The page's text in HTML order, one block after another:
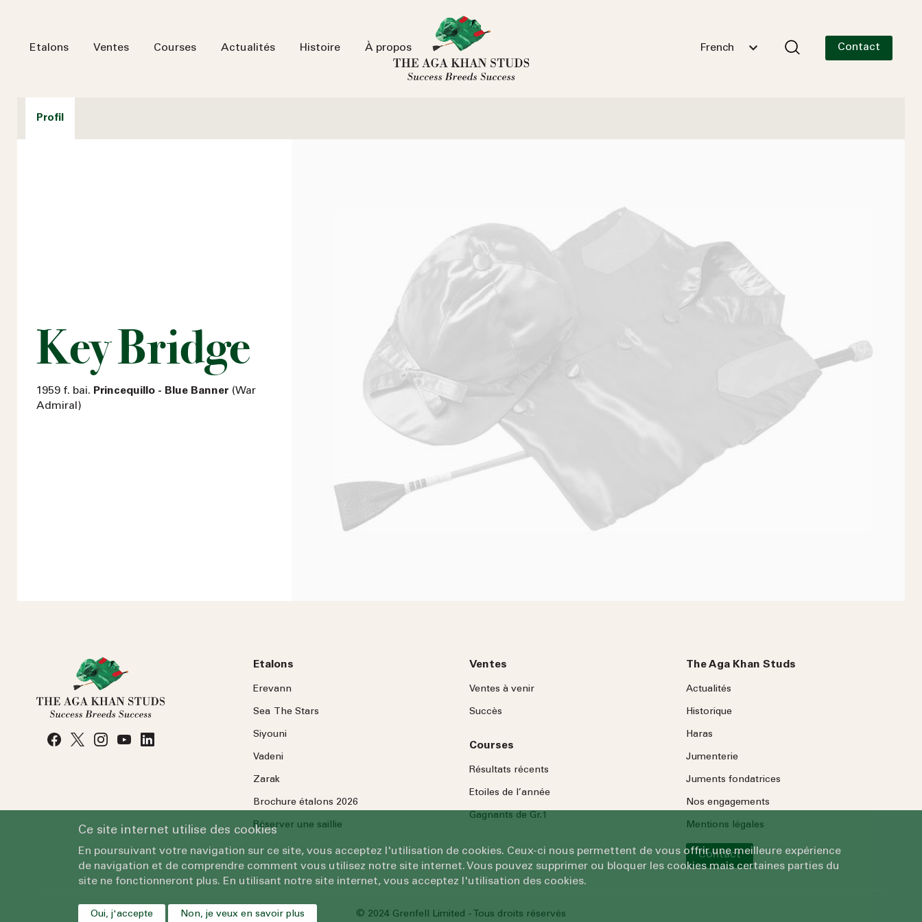
Etalons Ventes Courses Actualités Histoire À propos French Contact
Profil
Key Bridge
1959 f. bai. Princequillo - Blue Banner (War
Admiral)
Etalons
Erevann
Sea TheStars
Siyouni
Vadeni
Zarak
Brochure étalons 2026
Réserver une saillie
Ventes
Ventes à venir
Succès
Courses
Résultats récents
Etoiles de l’année
Gagnants de Gr.1
The Aga Khan Studs
Actualités
Historique
Haras
Jumenterie
Juments fondatrices
Nos engagements
Mentions légales
Contact
© 2024 Grenfell Limited - Tous droits réservés
Ce site internet utilise des cookies
En poursuivant votre navigation sur ce site, vous acceptez l'utilisation de cookies. Ceux-ci nous permettent de vous offrir une meilleure expérience
de navigation et de comprendre comment vous utilisez notre site internet. Vous pouvez supprimer ou bloquer les cookies mais certaines parties du
site ne fonctionneront plus. En utilisant notre site internet, vous acceptez l'utilisation des cookies.
Oui, j'accepte Non, je veux en savoir plus